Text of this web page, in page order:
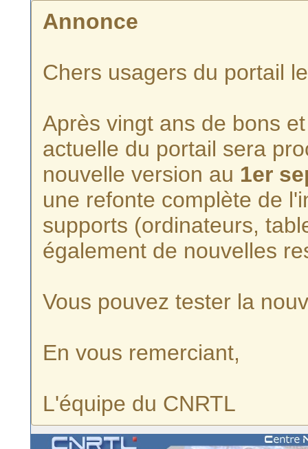
Annonce
Chers usagers du portail
Après vingt ans de bons
actuelle du portail sera
nouvelle version au 1er
une refonte complète de
supports (ordinateurs,
également de nouvelles
Vous pouvez tester la
En vous remerciant,
L'équipe du CNRTL